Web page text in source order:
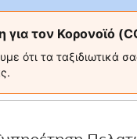
τον Κορονοϊό
ότι τα ταξιδιωτικά